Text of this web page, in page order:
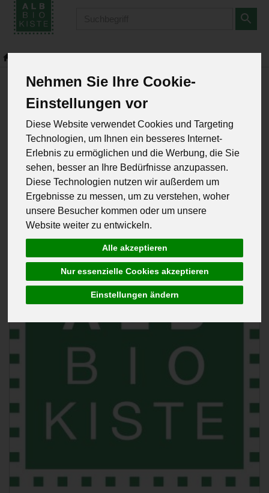
Nehmen Sie Ihre Cookie-
Einstellungen vor
Diese Website verwendet Cookies und Targeting
Technologien, um Ihnen ein besseres Internet-
Erlebnis zu ermöglichen und die Werbung, die Sie
sehen, besser an Ihre Bedürfnisse anzupassen.
Diese Technologien nutzen wir außerdem um
Ergebnisse zu messen, um zu verstehen, woher
unsere Besucher kommen oder um unsere
Website weiter zu entwickeln.
Alle akzeptieren
Nur essenzielle Cookies akzeptieren
Einstellungen ändern
Blattgemüse 1 von 1358
Hersteller Allergene